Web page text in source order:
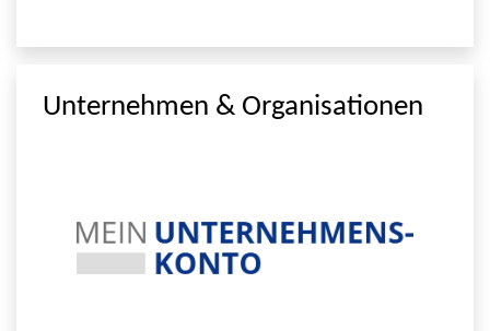
Unternehmen & Organisationen